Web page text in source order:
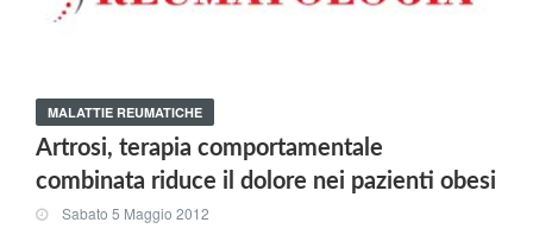
MALATTIE REUMATICHE
Artrosi, terapia comportamentale
combinata riduce il dolore nei pazienti obesi
Sabato 5 Maggio 2012